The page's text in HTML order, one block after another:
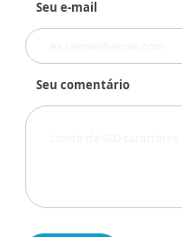
Seu e-mail
Seu comentário